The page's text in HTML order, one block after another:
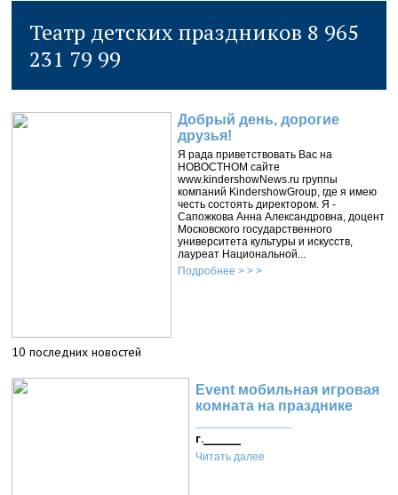
Театр детских праздников 8 965
231 79 99
Добрый день, дорогие
друзья!
Я рада приветствовать Вас на
НОВОСТНОМ сайте
www.kindershowNews.ru группы
компаний KindershowGroup, где я имею
честь состоять директором. Я -
Сапожкова Анна Александровна, доцент
Московского государственного
университета культуры и искусств,
лауреат Национальной...
Подробнее > > >
10 последних новостей
Event мобильная игровая
комната на празднике
г._______
Читать далее